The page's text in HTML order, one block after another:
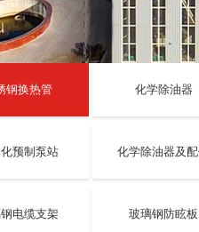
钢换热管 化学除油器
预制泵站 化学除油器及
电缆支架 玻璃钢防眩板